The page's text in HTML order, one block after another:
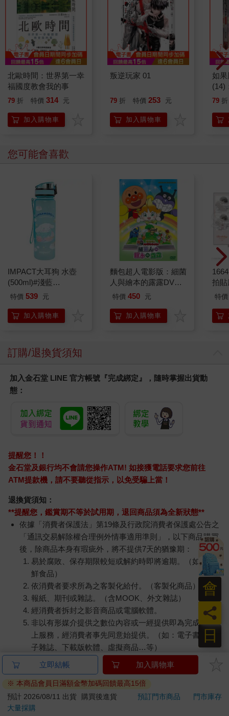
不再害怕落單的那隻候鳥是否真能飛越遙遠的邊界，現在的我才
理解，原來我忽略了最重要的一件事，其實我一直都在飛翔的路
上，從未停下。
北歐時間：世界第一幸
福國度教會我的事
79 折 特價 314 元
加入購物車
叛逆玩家 01
79 折 特價 253 元
加入購物車
如
(14)
貓
79 折
您可能會喜歡
IMPACT大耳狗 水壺
(500ml)#淺藍
IMCMB01LB
特價 539 元
加入購物車
麵包超人電影版：細菌
人與繪本的露露DVD-
平裝版
特價 450 元
加入購物車
拍
特價
訂購/退換貨須知
加入金石堂 LINE 官方帳號『完成綁定』，隨時掌握出貨動
態：
提醒您！！
金石堂及銀行均不會請您操作ATM! 如接獲電話要求您前往
ATM提款機，請不要聽從指示，以免受騙上當！
退換貨須知：
**提醒您，鑑賞期不等於試用期，退回商品須為全新狀態**
依據「消費者保護法」第19條及行政院消費者保護處公告之
「通訊交易解除權合理例外情事適用準則」，以下商品購買
後，除商品本身有瑕疵外，將不提供7天的猶豫期：
易於腐敗、保存期限較短或解約時即將逾期。（如：生
鮮食品）
依消費者要求所為之客製化給付。（客製化商品）
報紙、期刊或雜誌。（含MOOK、外文雜誌）
經消費者拆封之影音商品或電腦軟體。
非以有形媒介提供之數位內容或一經提供即為完成之線
上服務，經消費者事先同意始提供。（如：電子書、電
子雜誌、下載版軟體、虛擬商品…等）
已拆封之個人衛生用品。（如：內衣褲、刮鬍刀、除毛
若非上列種類商品，均享有到貨7天的猶豫期（含例假
日）。
辦理退換貨時，商品（組合商品恕無法接受單獨退貨）必須
立即結帳 加入購物車
※ 本商品會員日滿額金幣加碼回饋最高15倍
預計 2026/08/11 出貨
購買後進貨 預訂門市商品
門市庫存
大量採購
日
員
會